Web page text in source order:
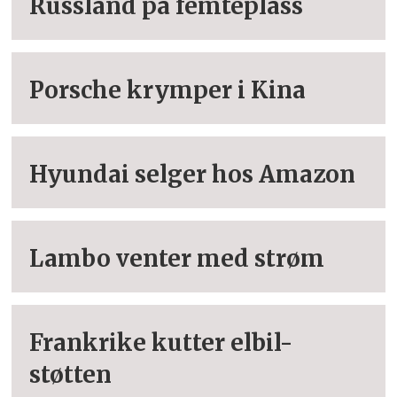
Russland på femteplass
Porsche krymper i Kina
Hyundai selger hos Amazon
Lambo venter med strøm
Frankrike kutter elbil-
støtten